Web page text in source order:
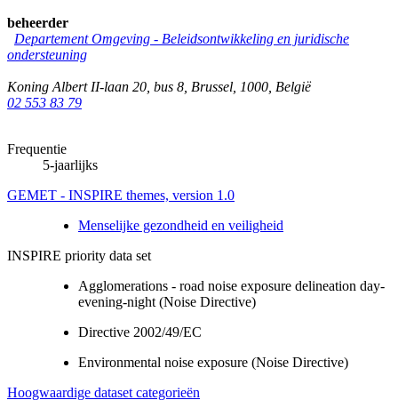
beheerder
Departement Omgeving - Beleidsontwikkeling en juridische
ondersteuning
Koning Albert II-laan 20, bus 8 Brussel 1000 België
02 553 83 79
Frequentie
5-jaarlijks
GEMET - INSPIRE themes, version 1.0
Menselijke gezondheid en veiligheid
INSPIRE priority data set
Agglomerations - road noise exposure delineation day-
evening-night (Noise Directive)
Directive 2002/49/EC
Environmental noise exposure (Noise Directive)
Hoogwaardige dataset categorieën